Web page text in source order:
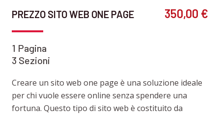
PREZZO SITO WEB ONE PAGE 350,00 €
1 Pagina
3 Sezioni
Creare un sito web one page è una soluzione ideale
per chi vuole essere online senza spendere una
fortuna. Questo tipo di sito web è costituito da